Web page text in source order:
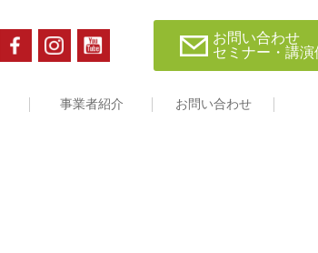
お問い合わせ
セミナー・講演
事業者紹介 お問い合わせ